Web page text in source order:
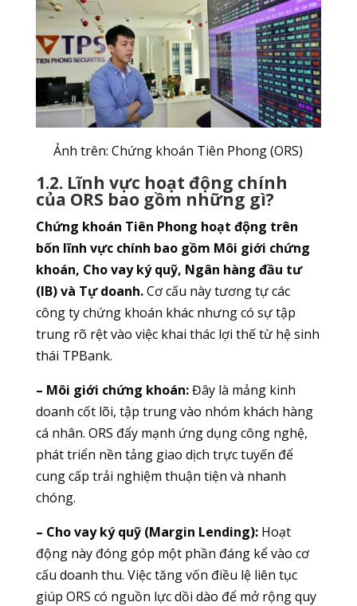
Ảnh trên: Chứng khoán Tiên Phong (ORS)
1.2. Lĩnh vực hoạt động chính
của ORS bao gồm những gì?
Chứng khoán Tiên Phong hoạt động trên
bốn lĩnh vực chính bao gồm Môi giới chứng
khoán, Cho vay ký quỹ, Ngân hàng đầu tư
(IB) và Tự doanh.Cơ cấu này tương tự các
công ty chứng khoán khác nhưng có sự tập
trung rõ rệt vào việc khai thác lợi thế từ hệ sinh
thái TPBank.
– Môi giới chứng khoán:Đây là mảng kinh
doanh cốt lõi, tập trung vào nhóm khách hàng
cá nhân. ORS đẩy mạnh ứng dụng công nghệ,
phát triển nền tảng giao dịch trực tuyến để
cung cấp trải nghiệm thuận tiện và nhanh
chóng.
– Cho vay ký quỹ (Margin Lending):Hoạt
động này đóng góp một phần đáng kể vào cơ
cấu doanh thu. Việc tăng vốn điều lệ liên tục
giúp ORS có nguồn lực dồi dào để mở rộng quy